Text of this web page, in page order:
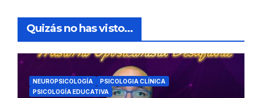
Quizás no has visto...
NEUROPSICOLOGÍA
PSICOLOGIA CLÍNICA
PSICOLOGÍA EDUCATIVA